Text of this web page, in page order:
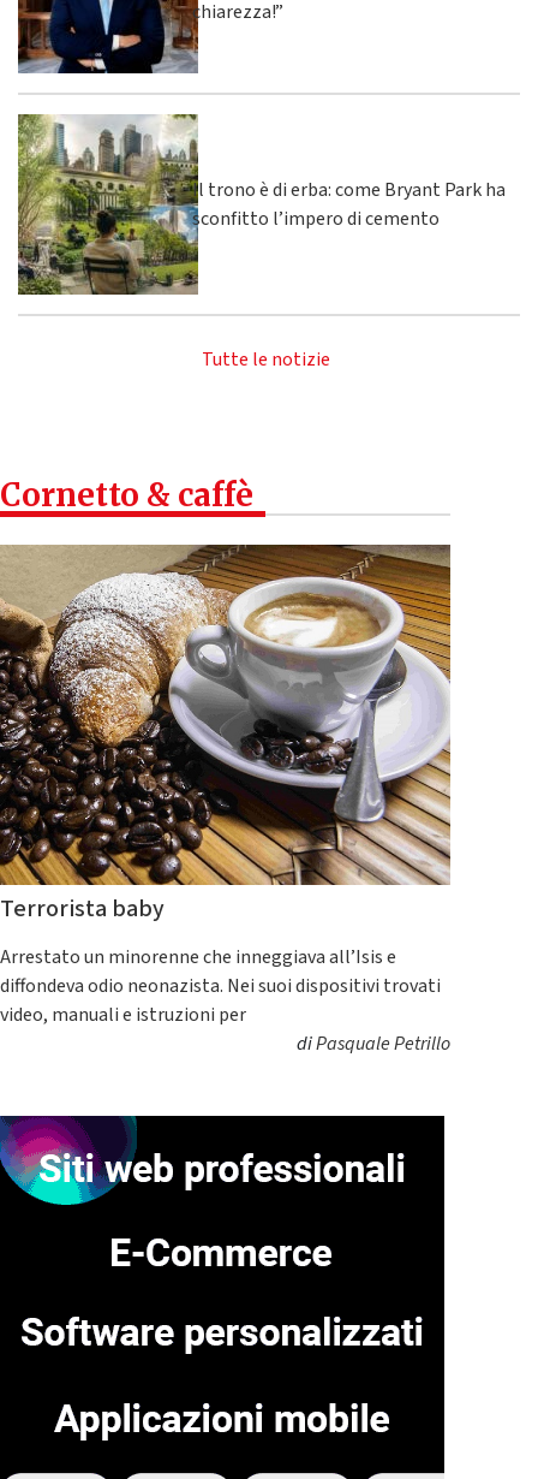
chiarezza!”
Il trono è di erba: come Bryant Park ha
sconfitto l’impero di cemento
Tutte le notizie
Cornetto & caffè
Terrorista baby
Arrestato un minorenne che inneggiava all’Isis e
diffondeva odio neonazista. Nei suoi dispositivi trovati
video, manuali e istruzioni per
diPasquale Petrillo